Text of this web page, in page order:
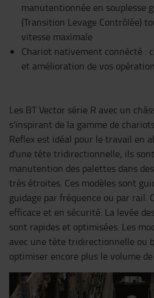
manutentionnée en souplesse
(Transition Levage Contrôlée)
vitesse maximale
Chariot nativement connécté :
et amélioration de vos
Les BT Vector série R avec un
s'inspirant de la gamme de
Reflex est idéal pour le travail en
d'une tête tridirectionnelle, ils
manutention des palettes dans
très étroites. Ces modèles sont
guidage par fréquence ou par rail.
efficace et en sécurité. La levée
sont rapides et optimisées. Les
avec une tête tridirectionnelle ou
optimiser encore plus le volume